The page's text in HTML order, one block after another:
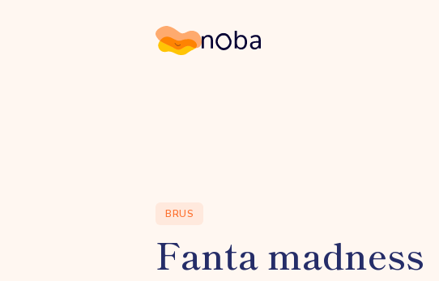
Noba
BRUS
Fanta madness